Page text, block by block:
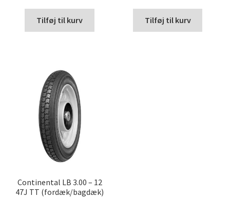
Tilføj til kurv Tilføj til kurv
Continental LB 3.00 – 12
47J TT (fordæk/bagdæk)